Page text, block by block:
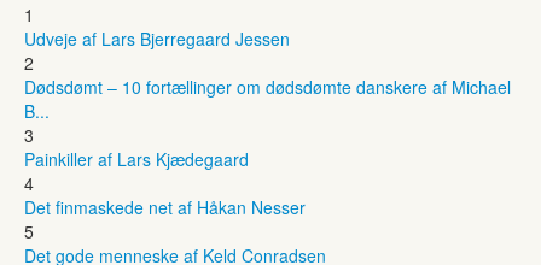
1
Udveje af Lars Bjerregaard Jessen
2
Dødsdømt – 10 fortællinger om dødsdømte danskere af Michael
B...
3
Painkiller af Lars Kjædegaard
4
Det finmaskede net af Håkan Nesser
5
Det gode menneske af Keld Conradsen